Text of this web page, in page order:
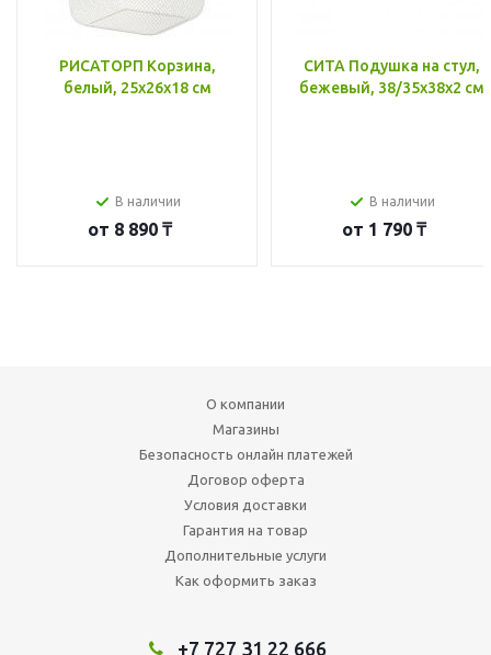
РИСАТОРП Корзина,
белый, 25x26x18 см
В наличии
от 8 890 ₸
СИТА Подушка на стул,
бежевый, 38/35x38x2 см
В наличии
от 1 790 ₸
О компании
Магазины
Безопасность онлайн платежей
Договор оферта
Условия доставки
Гарантия на товар
Дополнительные услуги
Как оформить заказ
+7 727 31 22 666